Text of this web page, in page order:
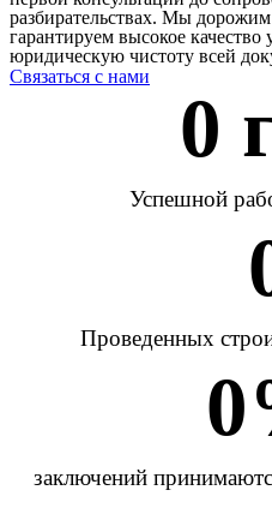
разбирательствах. Мы
гарантируем высокое качество
юридическую чистоту всей
Связаться с нами
0
Успешной
Проведенных
0
заключений